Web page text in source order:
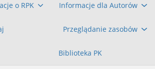
o RPK Informacje dla Autorów
Przeglądanie zasobów
Biblioteka PK